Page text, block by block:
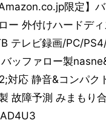
Amazon.co.jp限定】
ー 外付けハードディ
テレビ録画/PC/
ッファロー製
対応 静音&コンパク
故障予測 みまもり